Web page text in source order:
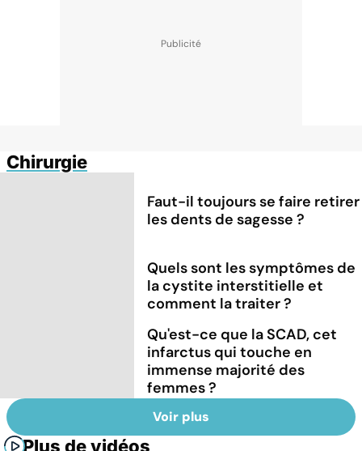
Chirurgie
Faut-il toujours se faire retirer
les dents de sagesse ?
Quels sont les symptômes de
la cystite interstitielle et
comment la traiter ?
Qu'est-ce que la SCAD, cet
infarctus qui touche en
immense majorité des
femmes ?
Voir plus
Plus de vidéos